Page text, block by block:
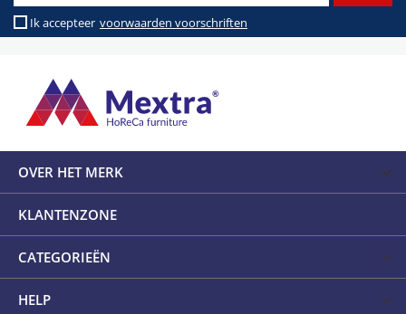
Ik accepteer voorwaarden voorschriften
OVER HET MERK
KLANTENZONE
CATEGORIEËN
HELP